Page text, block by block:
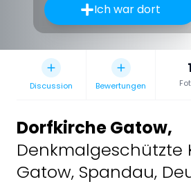
Ich war dort
Discussion Bewertungen
Dorfkirche Gatow,
Denkmalgeschützte
Gatow, Spandau,